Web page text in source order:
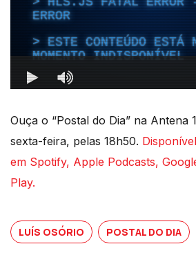
Ouça o “Postal do Dia” na Antena
sexta-feira, pelas 18h50.
em Spotify, Apple Podcasts,
Play.
LUÍS OSÓRIO POSTAL DO DIA